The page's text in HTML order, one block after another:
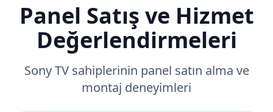
Panel Satış ve Hizmet
Değerlendirmeleri
SonyTV sahiplerinin panel satın alma ve
montaj deneyimleri